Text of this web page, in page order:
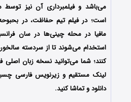
می‌باشد و فیلمبرداری آن نیز توسط
است؛ در فیلم تیم حفاظت، در
مافیا در محله چینی‌ها در سان
استخدام می‌شوند تا از سردسته
کنند؛ شما می‌توانید نسخه زبان اصلی
‌لینک مستقیم و زیرنویس فارسی
دانلود و تماشا کنید.